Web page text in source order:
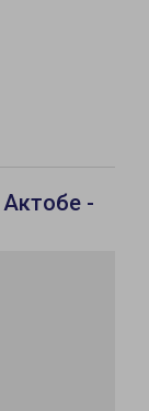
-